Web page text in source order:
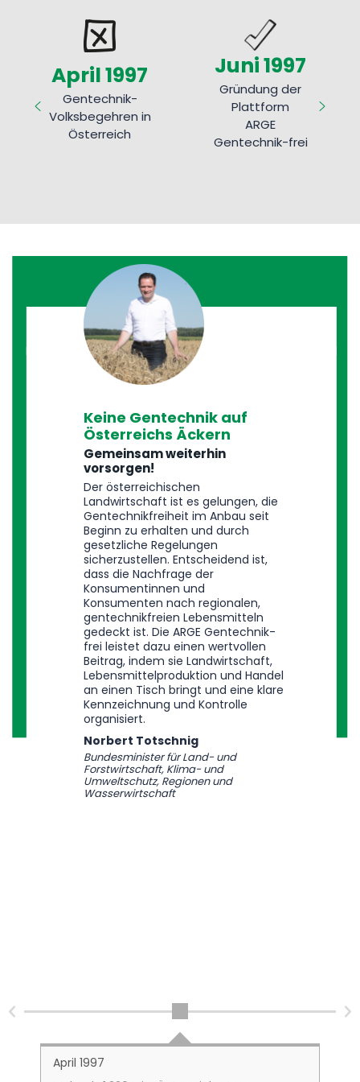
April 1997
Gentechnik-
Volksbegehren in
Österreich
Juni 1997
Gründung der
Plattform
ARGE
Gentechnik-frei
Keine Gentechnik auf
Österreichs Äckern
Gemeinsam weiterhin
vorsorgen!
Der österreichischen
Landwirtschaft ist es gelungen, die
Gentechnikfreiheit im Anbau seit
Beginn zu erhalten und durch
gesetzliche Regelungen
sicherzustellen. Entscheidend ist,
dass die Nachfrage der
Konsumentinnen und
Konsumenten nach regionalen,
gentechnikfreien Lebensmitteln
gedeckt ist. Die ARGE Gentechnik-
frei leistet dazu einen wertvollen
Beitrag, indem sie Landwirtschaft,
Lebensmittelproduktion und Handel
an einen Tisch bringt und eine klare
Kennzeichnung und Kontrolle
organisiert.
Norbert Totschnig
Bundesminister für Land- und
Forstwirtschaft, Klima- und
Umweltschutz, Regionen und
Wasserwirtschaft
April 1997